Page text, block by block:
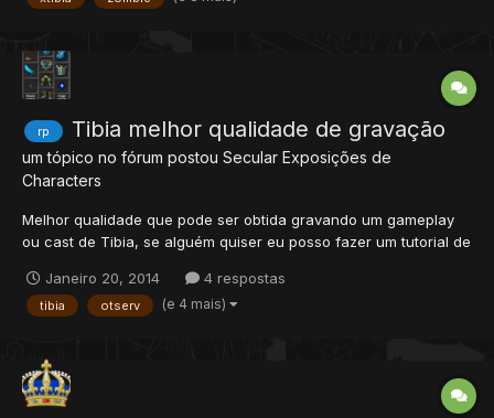
rp Tibia melhor qualidade de gravação
um tópico no fórum postou Secular Exposições de
Characters
Melhor qualidade que pode ser obtida gravando um gameplay
ou cast de Tibia, se alguém quiser eu posso fazer um tutorial de
Janeiro 20, 2014
4 respostas
tibia otserv (e 4 mais)